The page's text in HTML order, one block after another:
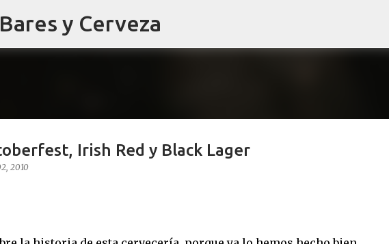
y Cerveza
Irish Red y Black Lager
2010